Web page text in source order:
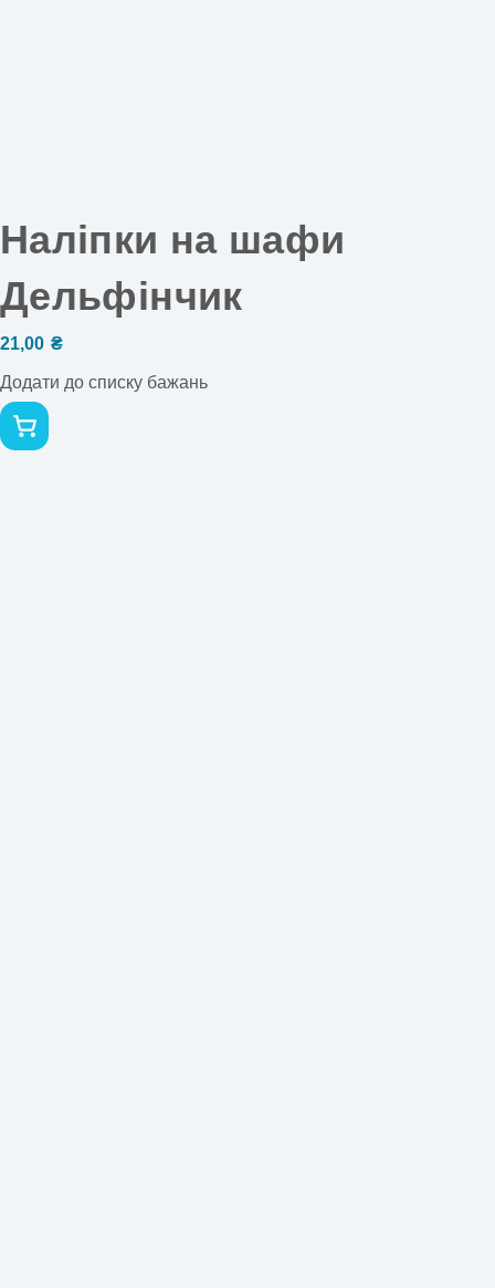
Наліпки на шафи
Дельфінчик
21,00 ₴
Додати до списку бажань